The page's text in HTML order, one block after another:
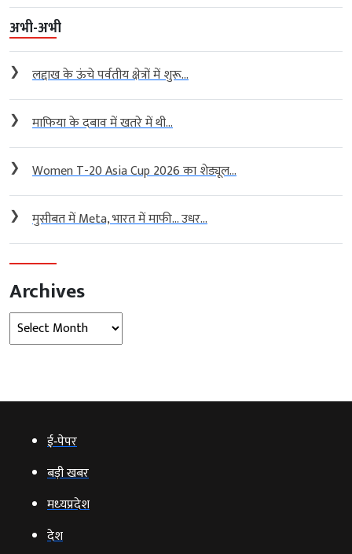
अभी-अभी
❯ लद्दाख के ऊंचे पर्वतीय क्षेत्रों में शुरू...
❯ माफिया के दबाव में खतरे में थी...
❯ Women T-20 Asia Cup 2026 का शेड्यूल...
❯ मुसीबत में Meta, भारत में माफी… उधर...
Archives
Archives
ई‑पेपर
बड़ी खबर
मध्‍यप्रदेश
देश